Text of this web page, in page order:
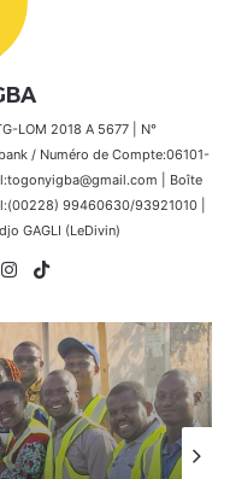
LOM 2018 A 5677 | N°
/ Numéro de Compte:06101-
| Boîte
99460630/93921010 |
GAGLI (LeDivin)
LinkedinInstagram